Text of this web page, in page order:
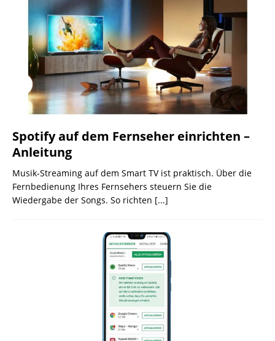
Spotify auf dem Fernseher einrichten –
Anleitung
Musik-Streaming auf dem Smart TV ist praktisch. Über die
Fernbedienung Ihres Fernsehers steuern Sie die
Wiedergabe der Songs. So richten [...]